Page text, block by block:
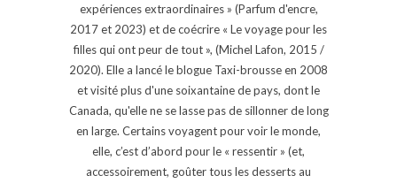
expériences extraordinaires » (Parfum d'encre,
2017 et 2023) et de coécrire « Le voyage pour les
filles qui ont peur de tout », (Michel Lafon, 2015 /
2020). Elle a lancé le blogue Taxi-brousse en 2008
et visité plus d'une soixantaine de pays, dont le
Canada, qu'elle ne se lasse pas de sillonner de long
en large. Certains voyagent pour voir le monde,
elle, c’est d’abord pour le « ressentir » (et,
accessoirement, goûter tous les desserts au